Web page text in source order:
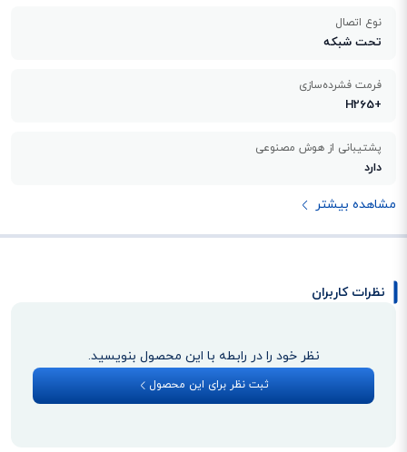
نوع اتصال
تحت شبکه
فرمت فشرده‌سازی
پشتیبانی از هوش مصنوعی
دارد
مشاهده بیشتر
نظرات کاربران
نظر خود را در رابطه با این محصول بنویسید.
ثبت نظر برای این محصول